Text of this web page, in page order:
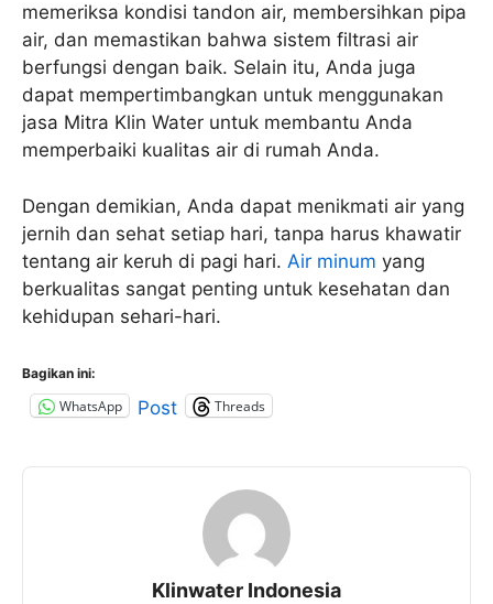
memeriksa kondisi tandon air, membersihkan pipa
air, dan memastikan bahwa sistem filtrasi air
berfungsi dengan baik. Selain itu, Anda juga
dapat mempertimbangkan untuk menggunakan
jasa Mitra Klin Water untuk membantu Anda
memperbaiki kualitas air di rumah Anda.
Dengan demikian, Anda dapat menikmati air yang
jernih dan sehat setiap hari, tanpa harus khawatir
tentang air keruh di pagi hari. Air minum yang
berkualitas sangat penting untuk kesehatan dan
kehidupan sehari-hari.
Bagikan ini:
WhatsApp Post Threads
Klinwater Indonesia